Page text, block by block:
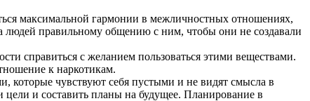
максимальной гармонии в межличностных отношениях,
людей правильному общению с ним, чтобы они не создавали
справиться с желанием пользоваться этими веществами.
к наркотикам.
которые чувствуют себя пустыми и не видят смысла в
и составить планы на будущее. Планирование в